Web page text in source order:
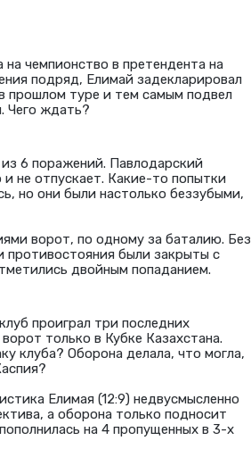
чемпионство в претендента на
подряд, Елимай задекларировал
прошлом туре и тем самым подвел
Чего ждать?
6 поражений. Павлодарский
не отпускает. Какие-то попытки
но они были настолько беззубыми,
ворот, по одному за баталию. Без
были закрыты с
двойным попаданием.
проиграл три последних
только в Кубке Казахстана.
клуба? Оборона делала, что могла,
Елимая (12:9) недвусмысленно
а оборона только подносит
на 4 пропущенных в 3-х